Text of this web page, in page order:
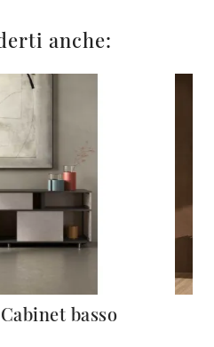
anche:
basso